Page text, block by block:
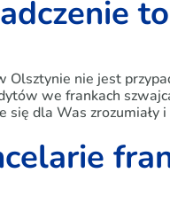
nie jest
we frankach
dla Was zrozumiały